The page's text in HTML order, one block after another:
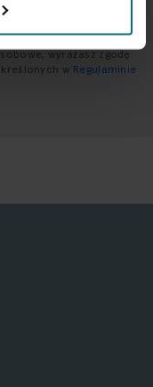
wyrażasz zgodę
w Regulaminie